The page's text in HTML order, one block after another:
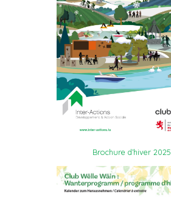
Brochure d’hiver 2025